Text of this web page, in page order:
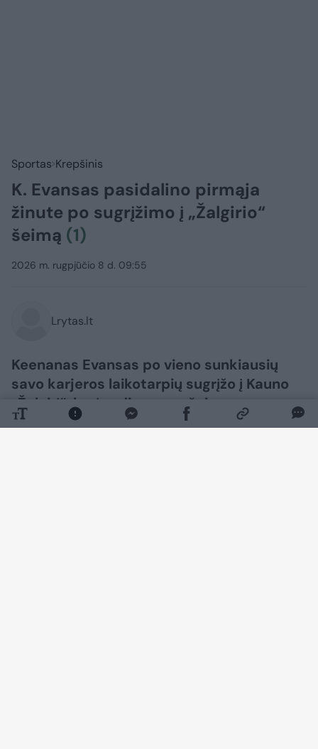
Sportas Krepšinis
K. Evansas pasidalino pirmąja
žinute po sugrįžimo į „Žalgirio“
šeimą (1)
2026 m. rugpjūčio 8 d. 09:55
Lrytas.lt
Keenanas Evansas po vieno sunkiausių
savo karjeros laikotarpių sugrįžo į Kauno
„Žalgirį“, kurį vadina savo šeima.